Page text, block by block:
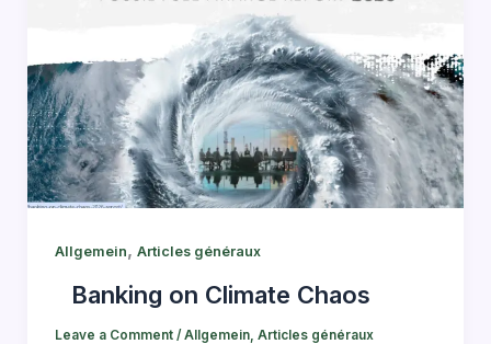
Allgemein, Articles généraux
Banking on Climate Chaos
Leave a Comment /Allgemein, Articles généraux